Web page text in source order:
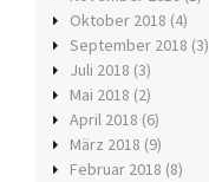
Oktober 2018 (4)
September 2018 (3)
Juli 2018 (3)
Mai 2018 (2)
April 2018 (6)
März 2018 (9)
Februar 2018 (8)